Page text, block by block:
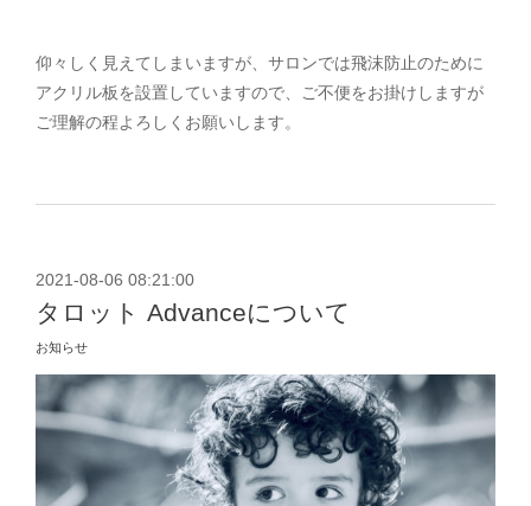
仰々しく見えてしまいますが、サロンでは飛沫防止のために
アクリル板を設置していますので、ご不便をお掛けしますが
ご理解の程よろしくお願いします。
2021-08-06 08:21:00
タロット Advanceについて
お知らせ